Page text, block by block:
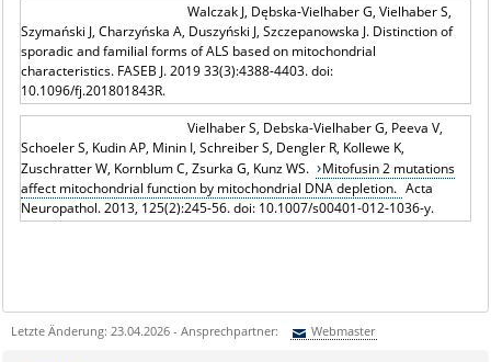
Walczak J, Dębska-Vielhaber G, Vielhaber S,
Szymański J, Charzyńska A, Duszyński J, Szczepanowska J. Distinction of
sporadic and familial forms of ALS based on mitochondrial
characteristics. FASEB J. 2019 33(3):4388-4403. doi:
10.1096/fj.201801843R.
Vielhaber S, Debska-Vielhaber G, Peeva V,
Schoeler S, Kudin AP, Minin I, Schreiber S, Dengler R, Kollewe K,
Zuschratter W, Kornblum C, Zsurka G, Kunz WS.
Mitofusin 2 mutations
affect mitochondrial function by mitochondrial DNA depletion. Acta
Neuropathol. 2013, 125(2):245-56. doi: 10.1007/s00401-012-1036-y.
Letzte Änderung: 23.04.2026 - Ansprechpartner: Webmaster